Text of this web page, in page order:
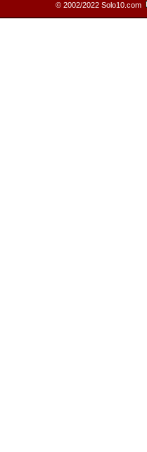
© 2002/2022 Solo10.com